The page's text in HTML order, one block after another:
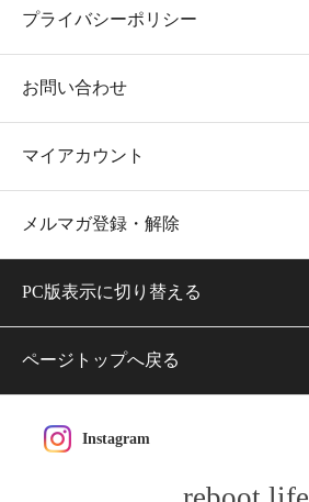
プライバシーポリシー
お問い合わせ
マイアカウント
メルマガ登録・解除
PC版表示に切り替える
ページトップへ戻る
Instagram